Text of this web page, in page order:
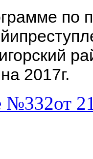
по
2017г.
№332от